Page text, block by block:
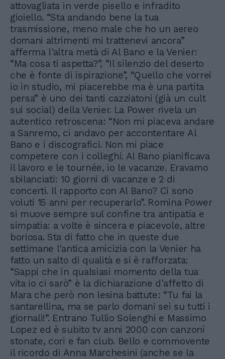
attovagliata in verde pisello e infradito
gioiello. “Sta andando bene la tua
trasmissione, meno male che ho un aereo
domani altrimenti mi trattenevi ancora”
afferma l'altra metà di Al Bano e la Venier:
“Ma cosa ti aspetta?”, “Il silenzio del deserto
che è fonte di ispirazione”, “Quello che vorrei
io in studio, mi piacerebbe ma è una partita
persa” è uno dei tanti cazziatoni (già un cult
sui social) della Venier. La Power rivela un
autentico retroscena: “Non mi piaceva andare
a Sanremo, ci andavo per accontentare Al
Bano e i discografici. Non mi piace
competere con i colleghi. Al Bano pianificava
il lavoro e le tournée, io le vacanze. Eravamo
sbilanciati: 10 giorni di vacanze e 2 di
concerti. Il rapporto con Al Bano? Ci sono
voluti 15 anni per recuperarlo”. Romina Power
si muove sempre sul confine tra antipatia e
simpatia: a volte è sincera e piacevole, altre
boriosa. Sta di fatto che in queste due
settimane l'antica amicizia con la Venier ha
fatto un salto di qualità e si è rafforzata:
“Sappi che in qualsiasi momento della tua
vita io ci sarò” è la dichiarazione d'affetto di
Mara che però non lesina battute: “Tu fai la
santarellina, ma se parlo domani sei su tutti i
giornali!”. Entrano Tullio Solenghi e Massimo
Lopez ed è subito tv anni 2000 con canzoni
stonate, cori e fan club. Bello e commovente
il ricordo di Anna Marchesini (anche se la